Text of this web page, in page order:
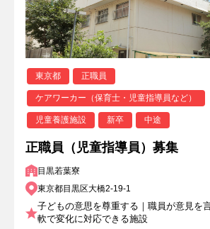
東京都 正職員
ケアワーカー（保育士・児童指導員など）
児童養護施設 新卒 中途
正職員（児童指導員）募集
目黒若葉寮
東京都目黒区大橋2-19-1
子どもの意思を尊重する｜職員が意見を
軟で変化に対応できる施設